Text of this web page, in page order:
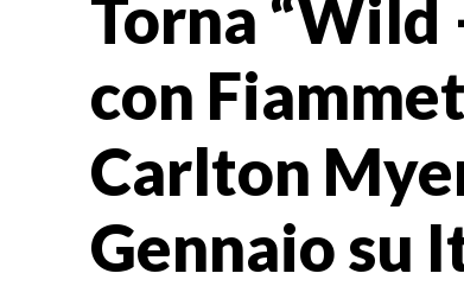
Torna
con
Carlton
Gennaio su